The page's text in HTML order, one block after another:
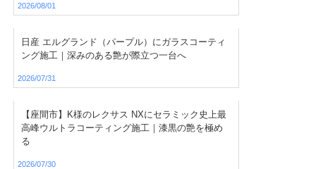
2026/08/01
日産 エルグランド（パープル）にガラスコーティ
ング施工｜深みのある艶が際立つ一台へ
2026/07/31
【座間市】K様のレクサス NXにセラミック史上最
高峰ウルトラコーティング施工｜漆黒の艶を極め
る
2026/07/30